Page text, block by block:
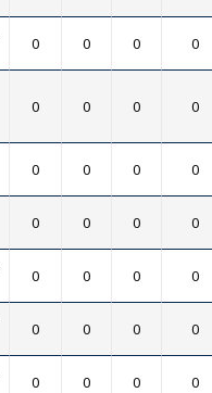
0 0 0 0
0 0 0 0
0 0 0 0
0 0 0 0
0 0 0 0
0 0 0 0
0 0 0 0